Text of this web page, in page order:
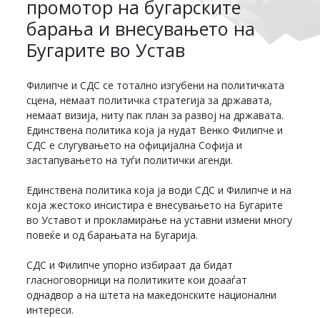
промотор на бугарските
барања и внесувањето на
Бугарите во Устав
Филипче и СДС се тотално изгубени на политичката
сцена, немаат политичка стратегија за државата,
немаат визија, ниту пак план за развој на државата.
Единствена политика која ја нудат Венко Филипче и
СДС е слугувањето на официјална Софија и
застапувањето на туѓи политички агенди.
Единствена политика која ја води СДС и Филипче и на
која жестоко инсистира е внесувањето на Бугарите
во Уставот и прокламирање на уставни измени многу
повеќе и од барањата на Бугарија.
СДС и Филипче упорно избираат да бидат
гласноговорници на политиките кои доааѓат
однадвор а на штета на македонските национални
интереси.